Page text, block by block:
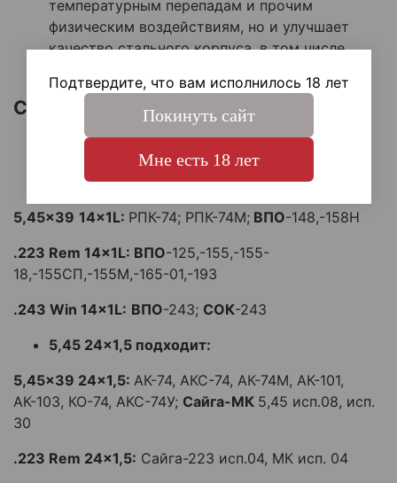
температурным перепадам и прочим
физическим воздействиям, но и улучшает
качество стального корпуса, в том числе
Совместимость:
Калибр - 5
5,45 14x1L подходит:
5,45x39 14x1L: РПК-74; РПК-74М; ВПО-148,-158Н
.223 Rem 14x1L: ВПО-125,-155,-155-
18,-155СП,-155М,-165-01,-193
.243 Win 14x1L: ВПО-243; СОК-243
5,45 24x1,5 подходит:
5,45x39 24x1,5: АК-74, АКС-74, АК-74М, АК-101,
АК-103, КО-74, АКС-74У; Сайга-МК 5,45 исп.08, исп.
30
.223 Rem 24x1,5: Сайга-223 исп.04, МК исп. 04
Подтвердите, что вам исполнилось 18 лет
Покинуть сайт
Мне есть 18 лет